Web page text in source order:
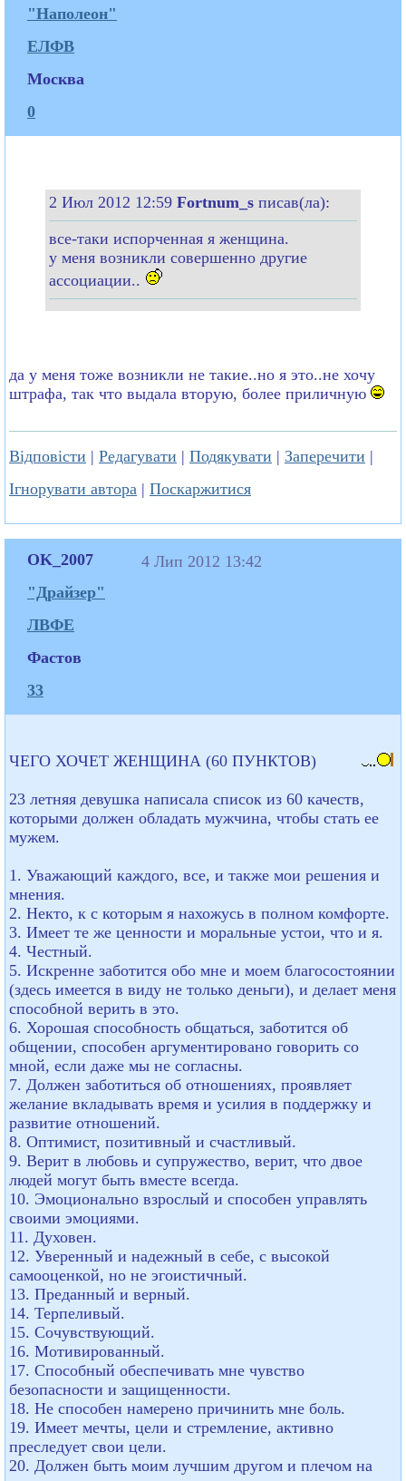
"Наполеон"
ЕЛФВ
Москва
0
2 Июл 2012 12:59 Fortnum_s писав(ла):
все-таки испорченная я женщина.
у меня возникли совершенно другие
ассоциации..
да у меня тоже возникли не такие..но я это..не хочу
штрафа, так что выдала вторую, более приличную
Відповісти | Редагувати | Подякувати | Заперечити |
Ігнорувати автора | Поскаржитися
OK_2007
"Драйзер"
ЛВФЕ
Фастов
33
4 Лип 2012 13:42
ЧЕГО ХОЧЕТ ЖЕНЩИНА (60 ПУНКТОВ)
23 летняя девушка написала список из 60 качеств,
которыми должен обладать мужчина, чтобы стать ее
мужем.
1. Уважающий каждого, все, и также мои решения и
мнения.
2. Некто, к с которым я нахожусь в полном комфорте.
3. Имеет те же ценности и моральные устои, что и я.
4. Честный.
5. Искренне заботится обо мне и моем благосостоянии
(здесь имеется в виду не только деньги), и делает меня
способной верить в это.
6. Хорошая способность общаться, заботится об
общении, способен аргументировано говорить со
мной, если даже мы не согласны.
7. Должен заботиться об отношениях, проявляет
желание вкладывать время и усилия в поддержку и
развитие отношений.
8. Оптимист, позитивный и счастливый.
9. Верит в любовь и супружество, верит, что двое
людей могут быть вместе всегда.
10. Эмоционально взрослый и способен управлять
своими эмоциями.
11. Духовен.
12. Уверенный и надежный в себе, с высокой
самооценкой, но не эгоистичный.
13. Преданный и верный.
14. Терпеливый.
15. Сочувствующий.
16. Мотивированный.
17. Способный обеспечивать мне чувство
безопасности и защищенности.
18. Не способен намерено причинить мне боль.
19. Имеет мечты, цели и стремление, активно
преследует свои цели.
20. Должен быть моим лучшим другом и плечом на